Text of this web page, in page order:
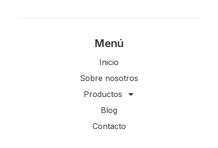
Menú
Inicio
Sobre nosotros
Productos
Blog
Contacto